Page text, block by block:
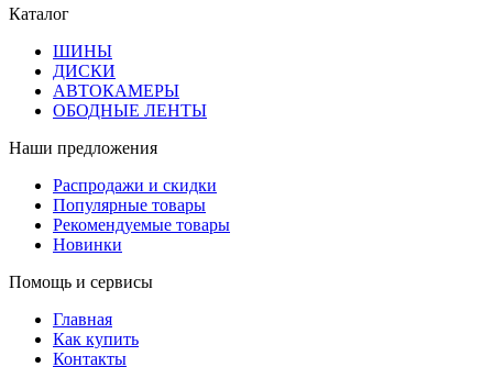
Каталог
ШИНЫ
ДИСКИ
АВТОКАМЕРЫ
ОБОДНЫЕ ЛЕНТЫ
Наши предложения
Распродажи и скидки
Популярные товары
Рекомендуемые товары
Новинки
Помощь и сервисы
Главная
Как купить
Контакты